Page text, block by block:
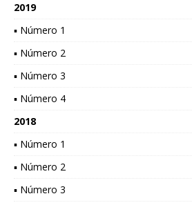
2019
▪ Número 1
▪ Número 2
▪ Número 3
▪ Número 4
2018
▪ Número 1
▪ Número 2
▪ Número 3